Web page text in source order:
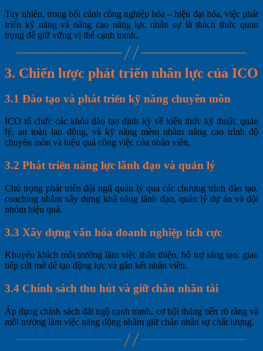
Tuy nhiên, trong bối cảnh công nghiệp hóa – hiện đại hóa, việc phát
triển kỹ năng và nâng cao năng lực nhân sự là thách thức quan
trọng để giữ vững vị thế cạnh tranh.
3. Chiến lược phát triển nhân lực của ICO
3.1 Đào tạo và phát triển kỹ năng chuyên môn
ICO tổ chức các khóa đào tạo định kỳ về kiến thức kỹ thuật, quản
lý, an toàn lao động, và kỹ năng mềm nhằm nâng cao trình độ
chuyên môn và hiệu quả công việc của nhân viên.
3.2 Phát triển năng lực lãnh đạo và quản lý
Chú trọng phát triển đội ngũ quản lý qua các chương trình đào tạo,
coaching nhằm xây dựng khả năng lãnh đạo, quản lý dự án và đội
nhóm hiệu quả.
3.3 Xây dựng văn hóa doanh nghiệp tích cực
Khuyến khích môi trường làm việc thân thiện, hỗ trợ sáng tạo, giao
tiếp cởi mở để tạo động lực và gắn kết nhân viên.
3.4 Chính sách thu hút và giữ chân nhân tài
Áp dụng chính sách đãi ngộ cạnh tranh, cơ hội thăng tiến rõ ràng và
môi trường làm việc năng động nhằm giữ chân nhân sự chất lượng.